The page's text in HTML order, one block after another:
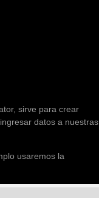
sirve para crear
datos a nuestras
usaremos la